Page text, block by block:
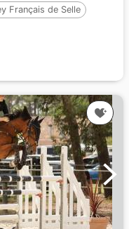
Français de Selle